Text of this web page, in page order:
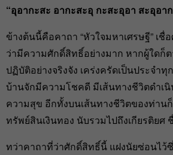
“อุอากะสะ อากะสะอุ กะสะอุอา สะอุอา
ข้างต้นนี้คือคาถา “หัวใจมหาเศรษฐี” เชื่
ว่ามีความศักดิ์สิทธิ์อย่างมาก หากผู้ใดก็
ปฏิบัติอย่างจริงจัง เคร่งครัดเป็นประจำ
บ้านจักมีความโชคดี มีเส้นทางชีวิตดำเนิ
ความสุข อีกทั้งบนเส้นทางชีวิตของท่าน
ทรัพย์สินเงินทอง นับรวมไปถึงเกียรติยศ
ทว่าคาถาที่ว่าศักดิ์สิทธิ์นี้ แฝงนัยซ่อนไว้